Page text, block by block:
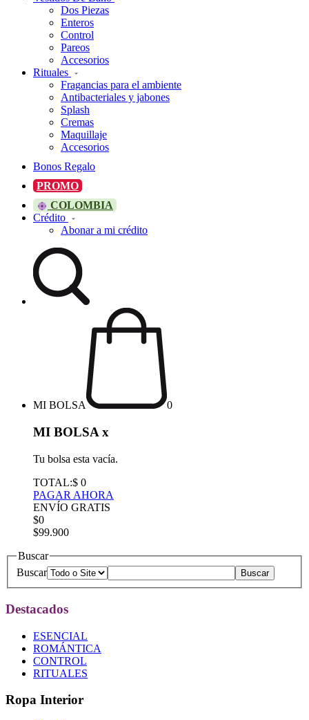
Dos Piezas
Enteros
Control
Pareos
Accesorios
Rituales
Fragancias para el ambiente
Antibacteriales y jabones
Splash
Cremas
Maquillaje
Accesorios
Bonos Regalo
PROMO
COLOMBIA
Crédito
Abonar a mi crédito
MI BOLSA 0
MI BOLSA x
Tu bolsa esta vacía.
TOTAL:$ 0
PAGAR AHORA
ENVÍO GRATIS
$0
$99.900
Buscar
Buscar
Destacados
ESENCIAL
ROMÁNTICA
CONTROL
RITUALES
Ropa Interior